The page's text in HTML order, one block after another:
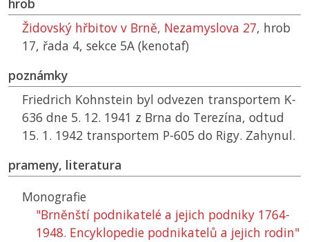
hrob
Židovský hřbitov v Brně, Nezamyslova 27, hrob
17, řada 4, sekce 5A (kenotaf)
poznámky
Friedrich Kohnstein byl odvezen transportem K-
636 dne 5. 12. 1941 z Brna do Terezína, odtud
15. 1. 1942 transportem P-605 do Rigy. Zahynul.
prameny, literatura
Monografie
"Brněnští podnikatelé a jejich podniky 1764-
1948. Encyklopedie podnikatelů a jejich rodin"